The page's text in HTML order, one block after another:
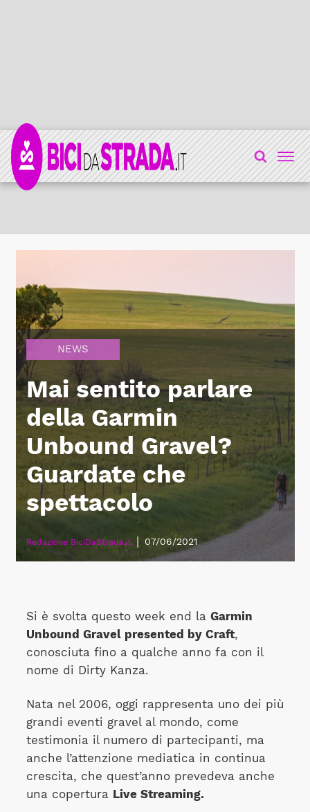
NEWS
Mai sentito parlare
della Garmin
Unbound Gravel?
Guardate che
spettacolo
Redazione BiciDaStrada.it 07/06/2021
Si è svolta questo week end la Garmin
Unbound Gravel presented by Craft,
conosciuta fino a qualche anno fa con il
nome di Dirty Kanza.
Nata nel 2006, oggi rappresenta uno dei più
grandi eventi gravel al mondo, come
testimonia il numero di partecipanti, ma
anche l’attenzione mediatica in continua
crescita, che quest’anno prevedeva anche
una copertura Live Streaming.